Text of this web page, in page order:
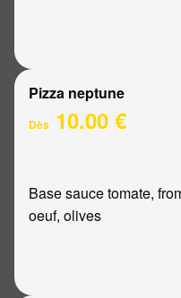
Pizza neptune
Dès 10.00 €
Base sauce tomate,
oeuf, olives